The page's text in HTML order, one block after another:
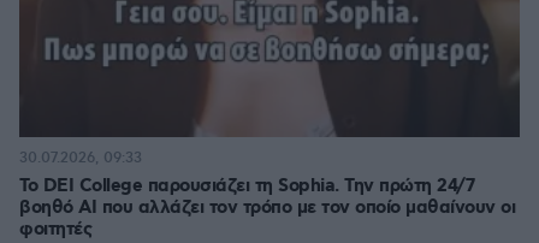
Το DEI College παρουσιάζει τη Sophia. Την πρώτη 24/7
βοηθό AI που αλλάζει τον τρόπο με τον οποίο μαθαίνουν οι
φοιτητές
30.07.2026, 09:33